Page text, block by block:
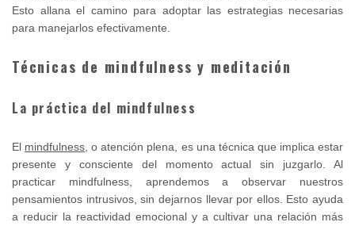
Esto allana el camino para adoptar las estrategias necesarias
para manejarlos efectivamente.
Técnicas de mindfulness y meditación
La práctica del mindfulness
El mindfulness , o atención plena, es una técnica que implica estar
presente y consciente del momento actual sin juzgarlo. Al
practicar mindfulness, aprendemos a observar nuestros
pensamientos intrusivos, sin dejarnos llevar por ellos. Esto ayuda
a reducir la reactividad emocional y a cultivar una relación más